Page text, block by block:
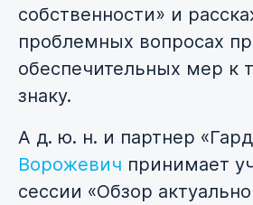
собственности» и
проблемных вопросах
обеспечительных мер к
знаку.
А д. ю. н. и партнер
Ворожевич принимает
сессии «Обзор